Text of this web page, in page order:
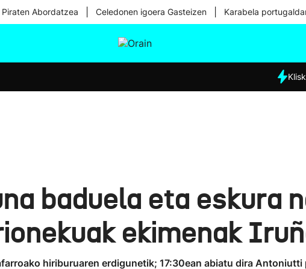
Abordatzea Celedonen igoera Gasteizen Karabela
Eguraldia
Klisk
baduela eta eskura
ekimenak
hiriburuaren erdigunetik; 17:30ean abiatu dira Antoniutti